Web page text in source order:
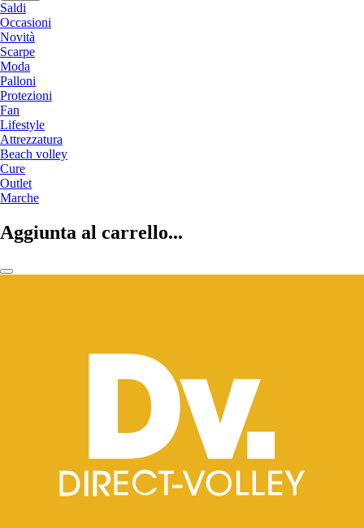
Saldi
Occasioni
Novità
Scarpe
Moda
Palloni
Protezioni
Fan
Lifestyle
Attrezzatura
Beach volley
Cure
Outlet
Marche
Aggiunta al carrello...